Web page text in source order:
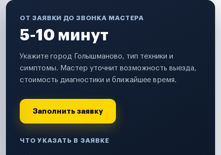
ОТ ЗАЯВКИ ДО ЗВОНКА МАСТЕРА
5-10 минут
Укажите город Голышманово, тип техники и
симптомы. Мастер уточнит возможность выезда,
стоимость диагностики и ближайшее время.
Заполнить заявку
ЧТО УКАЗАТЬ В ЗАЯВКЕ